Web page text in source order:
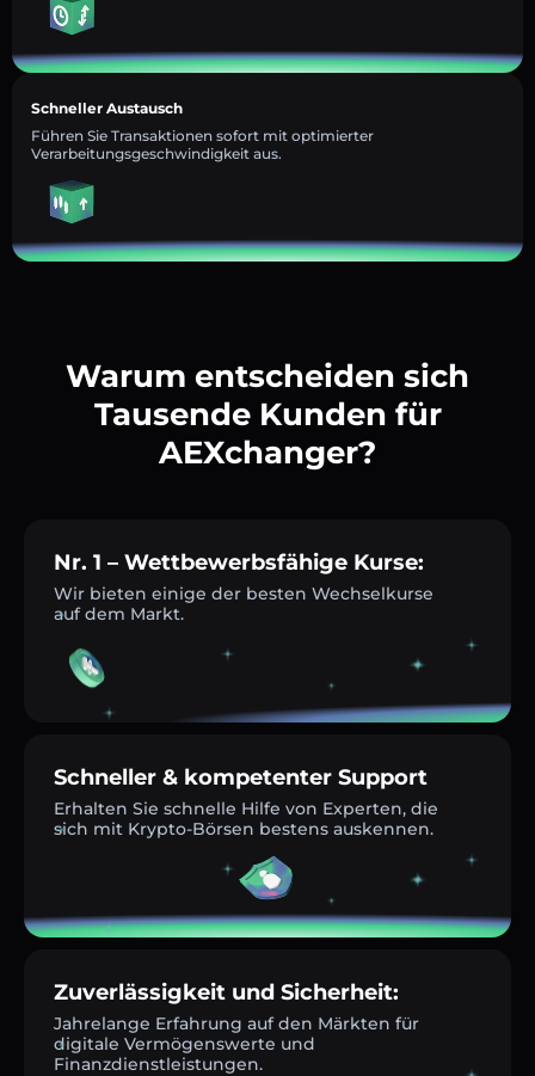
Schneller Austausch
Führen Sie Transaktionen sofort mit optimierter
Verarbeitungsgeschwindigkeit aus.
Warum entscheiden sich
Tausende Kunden für
AEXchanger?
Nr. 1 – Wettbewerbsfähige Kurse:
Wir bieten einige der besten Wechselkurse
auf dem Markt.
Schneller & kompetenter Support
Erhalten Sie schnelle Hilfe von Experten, die
sich mit Krypto-Börsen bestens auskennen.
Zuverlässigkeit und Sicherheit:
Jahrelange Erfahrung auf den Märkten für
digitale Vermögenswerte und
Finanzdienstleistungen.